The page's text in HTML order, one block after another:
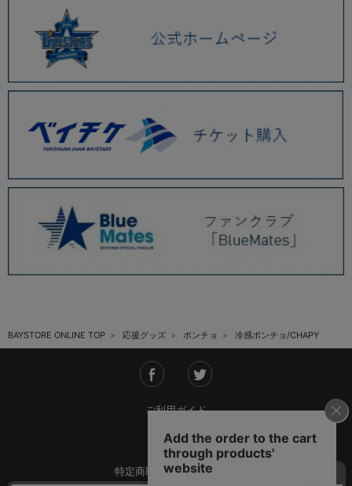
BAYSTORE ONLINE TOP 応援グッズ ポンチョ 冷感ポンチョ/CHAPY
ご利用ガイド
会社概要
特定商取引法に基づく表記